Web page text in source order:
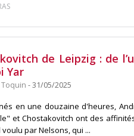
de Leipzig : de
Yar
Toquin - 31/05/2025
en une douzaine d'heures,
et Chostakovitch ont des
par Nelsons, qui ...